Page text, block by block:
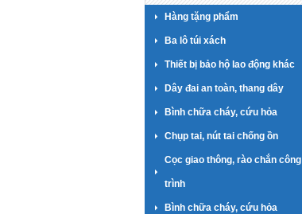
Hàng tặng phẩm
Ba lô túi xách
Thiết bị bảo hộ lao động khác
Dây đai an toàn, thang dây
Bình chữa cháy, cứu hỏa
Chụp tai, nút tai chống ồn
Cọc giao thông, rào chắn công
trình
Bình chữa cháy, cứu hỏa